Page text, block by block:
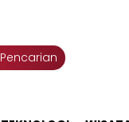
Pencarian